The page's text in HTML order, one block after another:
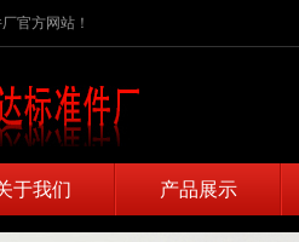
官方网站！
于我们 产品展示